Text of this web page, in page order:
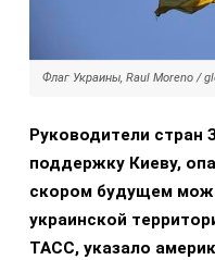
Флаг Украины, Raul Moreno /
Руководители
поддержку Киеву,
скором будущем
украинской
ТАСС, указало